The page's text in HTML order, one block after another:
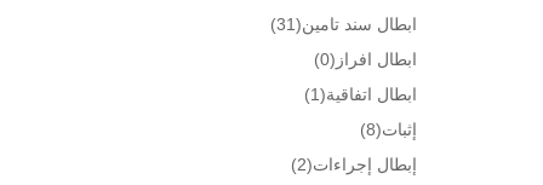
ابطال سند تامين(31)
ابطال افراز (0)
ابطال اتفاقية(1)
إثبات(8)
إبطال إجراءات(2)